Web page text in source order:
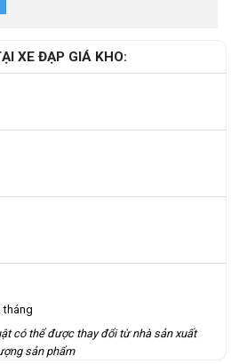
XE ĐẠP GIÁ KHO:
tháng
có thể được thay đổi từ nhà sản xuất
sản phẩm